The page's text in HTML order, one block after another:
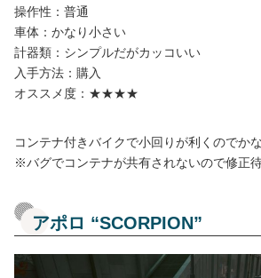
操作性：普通
車体：かなり小さい
計器類：シンプルだがカッコいい
入手方法：購入
オススメ度：★★★★
コンテナ付きバイクで小回りが利くのでか
※バグでコンテナが共有されないので修正待
アポロ “SCORPION”